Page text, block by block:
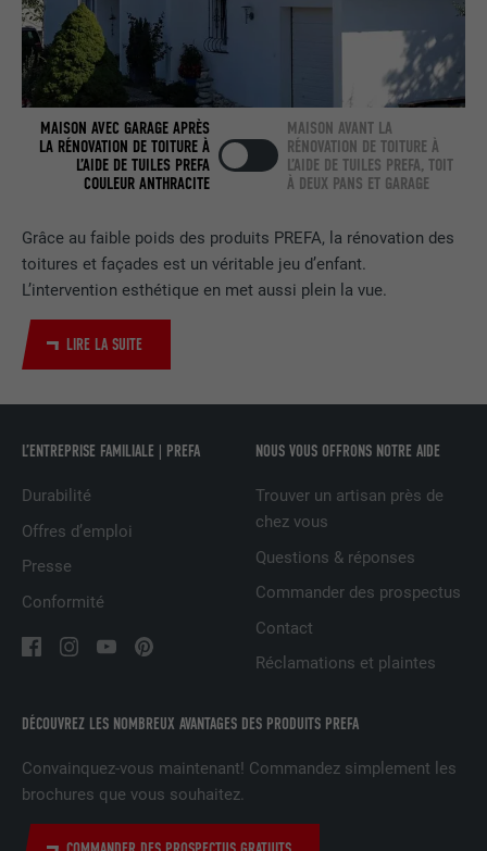
Grâce au faible poids des produits PREFA, la rénovation des
toitures et façades est un véritable jeu d’enfant.
L’intervention esthétique en met aussi plein la vue.
LIRE LA SUITE
MAISON AVEC GARAGE APRÈS
LA RÉNOVATION DE TOITURE À
L’AIDE DE TUILES PREFA
COULEUR ANTHRACITE
MAISON AVANT LA
RÉNOVATION DE TOITURE À
L’AIDE DE TUILES PREFA, TOIT
À DEUX PANS ET GARAGE
DÉCOUVREZ LES NOMBREUX AVANTAGES DES PRODUITS PREFA
Convainquez-vous maintenant! Commandez simplement les
brochures que vous souhaitez.
L’ENTREPRISE FAMILIALE | PREFA
Durabilité
Offres d’emploi
Presse
Conformité
NOUS VOUS OFFRONS NOTRE AIDE
Trouver un artisan près de
chez vous
Questions & réponses
Commander des prospectus
Contact
Réclamations et plaintes
EXPIRATION 2 ans
UTILITÉ
Utilisé par le service de réseau social
LinkedIn pour suivre l'utilisation de
services intégrés.
FOURNISSEUR LinkedIn
services intégrés
FOURNISSEUR
EXPIRATION
UTILITÉ
Est utilisé pour suivre l'utilisateur sur
la publicité adaptée aux préférences de
NOM lidc